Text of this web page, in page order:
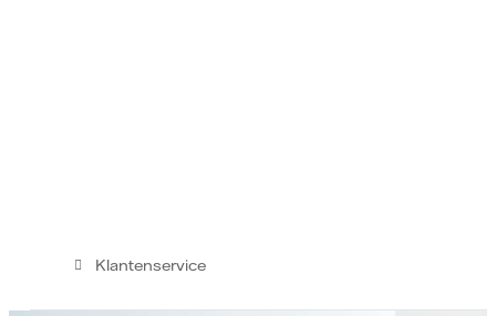
Klantenservice